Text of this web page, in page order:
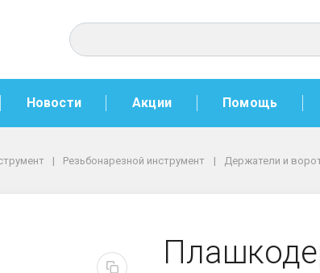
Новости Акции Помощь
Резьбонарезной инструмент Держатели и